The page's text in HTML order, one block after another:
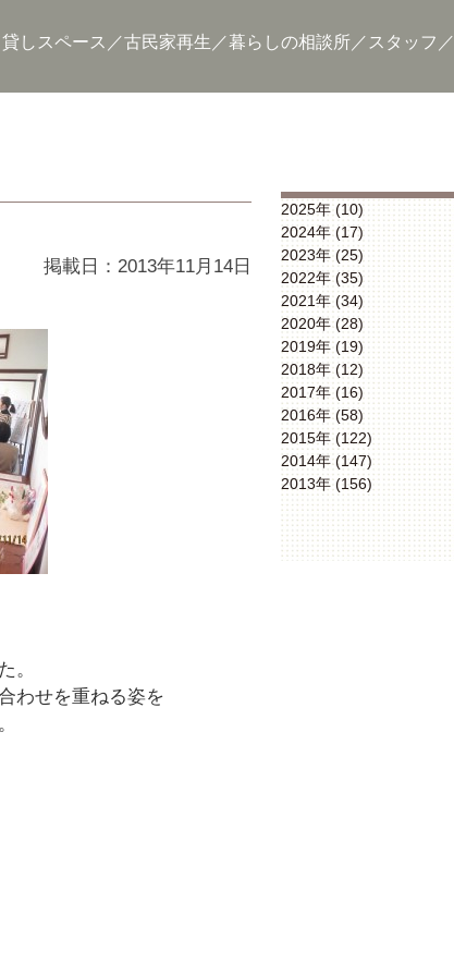
貸しスペース 古民家再生 暮らしの相談所 スタッフ
掲載日：2013年11月14日
。
わせを重ねる姿を
2025年 (10)
2024年 (17)
2023年 (25)
2022年 (35)
2021年 (34)
2020年 (28)
2019年 (19)
2018年 (12)
2017年 (16)
2016年 (58)
2015年 (122)
2014年 (147)
2013年 (156)